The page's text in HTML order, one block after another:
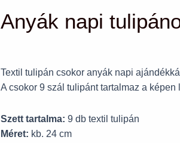
Anyák napi
Textil tulipán csokor anyák napi
A csokor 9 szál tulipánt tartalmaz a
Szett tartalma: 9 db textil tulipán
Méret: kb. 24 cm
tulipánok
db)
mennyiség